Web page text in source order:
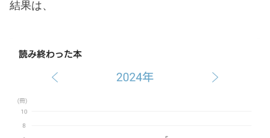
結果は、